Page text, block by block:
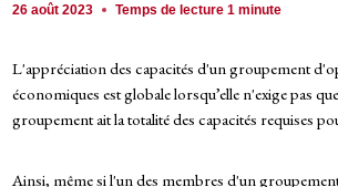
26 août 2023 Temps de lecture1 minute
L'appréciation des capacités d'un groupement
économiques est globale lorsqu’elle n'exige pas
groupement ait la totalité des capacités requises
Ainsi, même si l'un des membres d'un